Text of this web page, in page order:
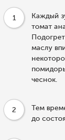
1
Каждый
томат
маслу
чеснок.
2
Тем
до